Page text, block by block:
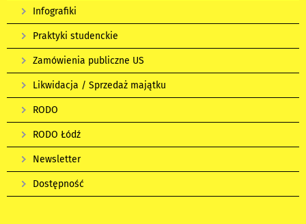
Infografiki
Praktyki studenckie
Zamówienia publiczne US
Likwidacja / Sprzedaż majątku
RODO
RODO Łódź
Newsletter
Dostępność